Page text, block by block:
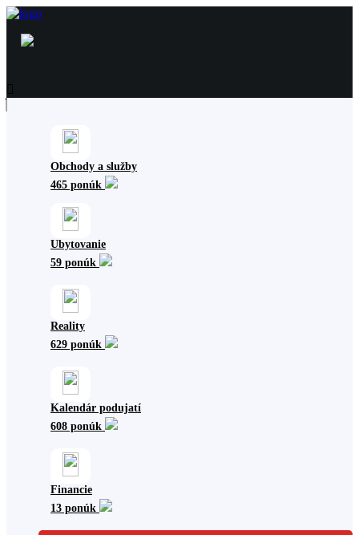
Obchody a služby
465 ponúk
Ubytovanie
59 ponúk
Reality
629 ponúk
Kalendár podujatí
608 ponúk
Financie
13 ponúk